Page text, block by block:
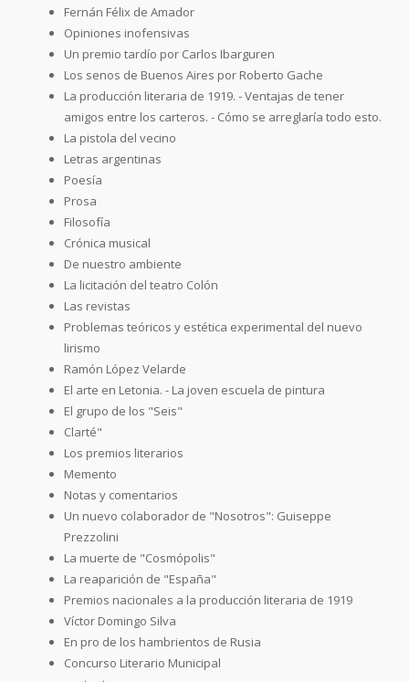
Fernán Félix de Amador
Opiniones inofensivas
Un premio tardío por Carlos Ibarguren
Los senos de Buenos Aires por Roberto Gache
La producción literaria de 1919. - Ventajas de tener
amigos entre los carteros. - Cómo se arreglaría todo esto.
La pistola del vecino
Letras argentinas
Poesía
Prosa
Filosofía
Crónica musical
De nuestro ambiente
La licitación del teatro Colón
Las revistas
Problemas teóricos y estética experimental del nuevo
lirismo
Ramón López Velarde
El arte en Letonia. - La joven escuela de pintura
El grupo de los "Seis"
Clarté"
Los premios literarios
Memento
Notas y comentarios
Un nuevo colaborador de "Nosotros": Guiseppe
Prezzolini
La muerte de "Cosmópolis"
La reaparición de "España"
Premios nacionales a la producción literaria de 1919
Víctor Domingo Silva
En pro de los hambrientos de Rusia
Concurso Literario Municipal